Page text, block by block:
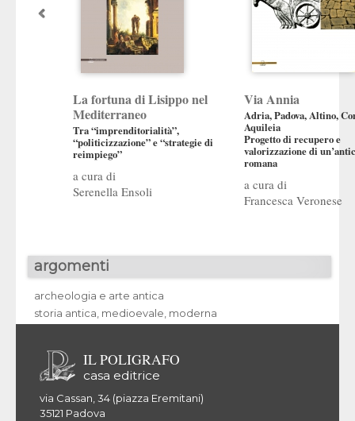
La fortuna di Lisippo nel
Mediterraneo
Tra “imprenditorialità”,
“politicizzazione” e “strategie di
reimpiego”
Serenella Ensoli
Via Annia
Adria, Padova, Altino,
Aquileia
Progetto di recupero e
valorizzazione di
romana
Francesca Veronese
argomenti
archeologia e arte antica
storia antica, medioevale, moderna
IL POLIGRAFO
casa editrice
via Cassan, 34 (piazza Eremitani)
35121 Padova